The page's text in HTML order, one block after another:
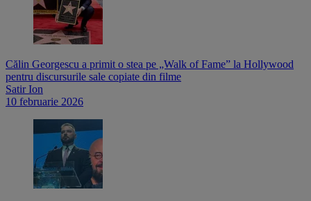
Călin Georgescu a primit o stea pe „Walk of Fame” la Hollywood
pentru discursurile sale copiate din filme
Satir Ion
10 februarie 2026